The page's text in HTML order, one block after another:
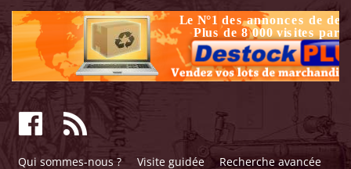
Qui sommes-nous ? Visite guidée Recherche avancée